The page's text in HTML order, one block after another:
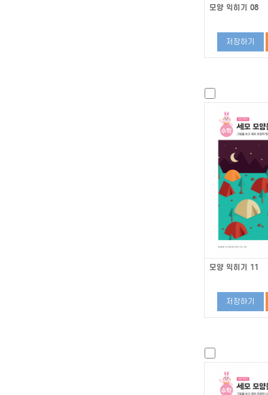
모양 익히기 08
저장하기
모양 익히기 11
저장하기